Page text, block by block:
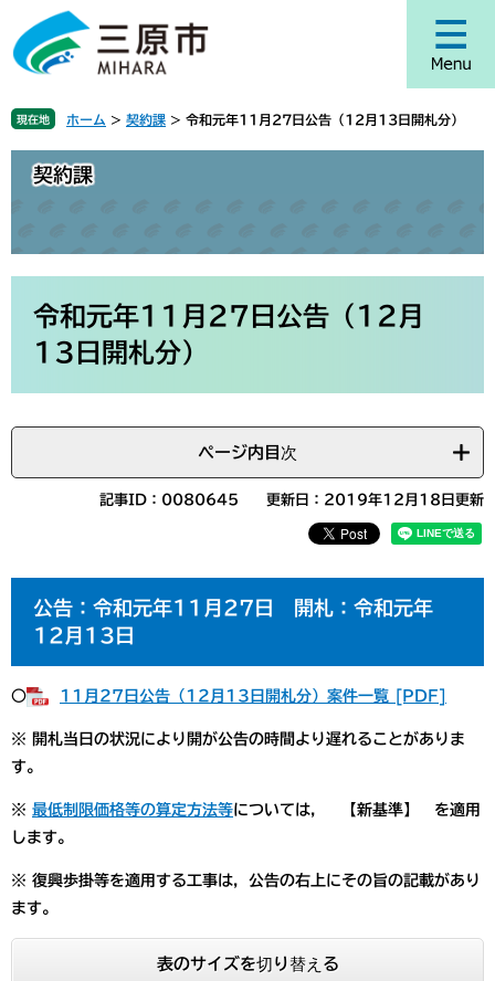
ジ
頭
で
ュ
飛
ば
現在地 ホーム > 契約課 > 令和元年11月27日公告（12月13日開札分）
契約課
令和元年11月27日公告（12月
13日開札分）
ページ内目次
記事ID：0080645 更新日：2019年12月18日更新
公告：令和元年11月27日 開札：令和元年
12月13日
○ 11月27日公告（12月13日開札分）案件一覧 [PDF]
※ 開札当日の状況により開が公告の時間より遅れることがありま
す。
※ 最低制限価格等の算定方法等については， 【新基準】 を適用
します。
※ 復興歩掛等を適用する工事は，公告の右上にその旨の記載があり
ます。
表のサイズを切り替える